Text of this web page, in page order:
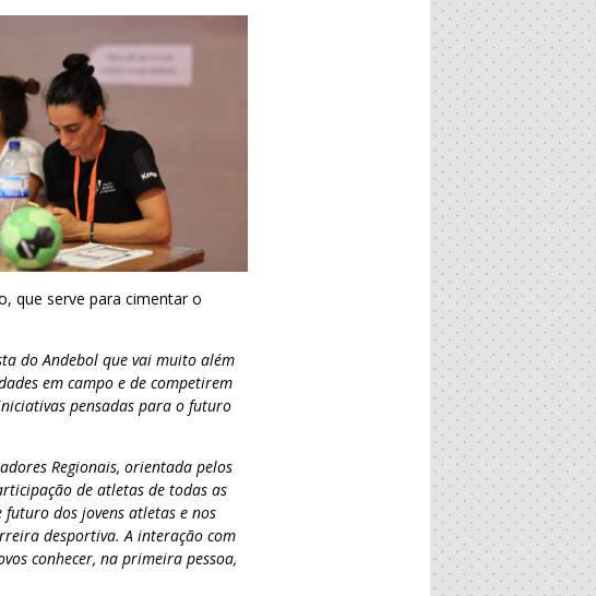
que serve para cimentar o
do Andebol que vai muito além
em campo e de competirem
pensadas para o futuro
Regionais, orientada pelos
de atletas de todas as
dos jovens atletas e nos
desportiva. A interação com
conhecer, na primeira pessoa,